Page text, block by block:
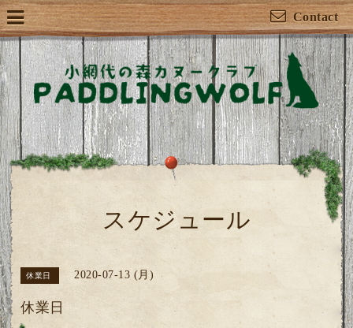
Contact
スケジュール
休業日 2020-07-13 (月)
休業日